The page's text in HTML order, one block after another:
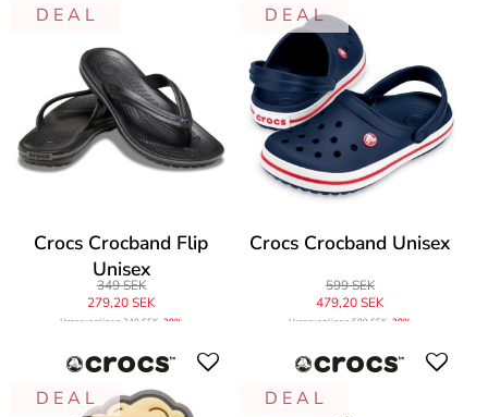
D E A L
Crocs Crocband Flip
Unisex
349 SEK
279,20 SEK
Ursprungligen349 SEK -20%
D E A L
Crocs Crocband Unisex
599 SEK
479,20 SEK
Ursprungligen599 SEK -20%
D E A L D E A L